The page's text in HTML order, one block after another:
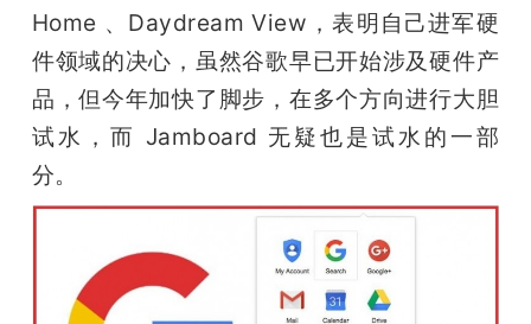
Home 、Daydream View，表明自己进军硬
件领域的决心，虽然谷歌早已开始涉及硬件产
品，但今年加快了脚步，在多个方向进行大胆
试水，而 Jamboard 无疑也是试水的一部
分。